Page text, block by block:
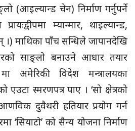
(आइल्यान्ड चेन) निर्माण गर्नुपर्ने
म्यान्मार, थाइल्यान्ड,
।) माथिका पाँच सन्धिले जापानदेखि
साङ्लो बनाउने आधार तयार
अमेरिकी विदेश मन्त्रालयका
स्मरणपत्र पाए । ‘सो क्षेत्रको
दुवैथरी हतियार प्रयोग गर्न
‘सियाटो’ को सैन्य योजना निर्माण